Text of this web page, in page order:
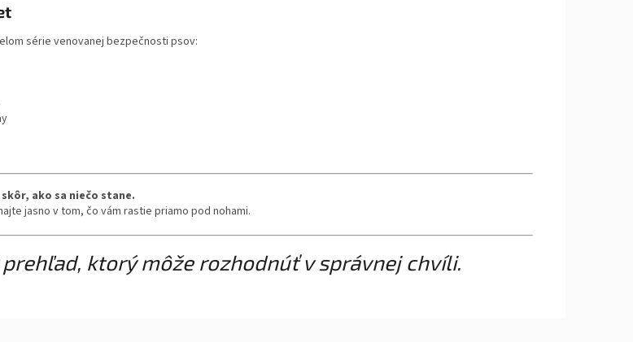
série venovanej bezpečnosti psov:
ako sa niečo stane.
jasno v tom, čo vám rastie priamo pod nohami.
ktorý môže rozhodnúť v správnej chvíli.